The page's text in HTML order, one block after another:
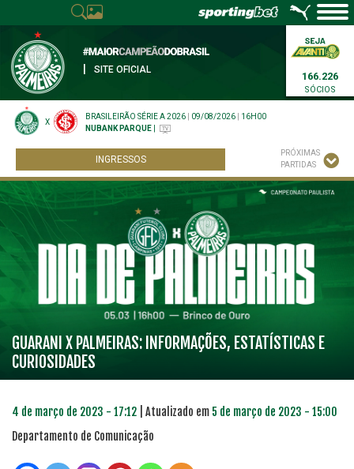
SITE OFICIAL
166.226
SÓCIOS
X
BRASILEIRÃO SÉRIE A 2026 09/08/2026
16H00
NUBANK PARQUE
INGRESSOS
PRÓXIMAS
PARTIDAS
GUARANI X PALMEIRAS: INFORMAÇÕES, ESTATÍSTICAS E
CURIOSIDADES
4 de março de 2023 - 17:12 | Atualizado em 5 de março de 2023 - 15:00
Departamento de Comunicação